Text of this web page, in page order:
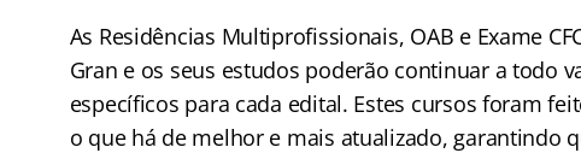
As Residências Multiprofissionais, OAB e Exame
Gran e os seus estudos poderão continuar a todo
específicos para cada edital. Estes cursos foram
o que há de melhor e mais atualizado, garantindo